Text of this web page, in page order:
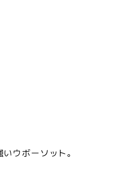
ウボーソット。